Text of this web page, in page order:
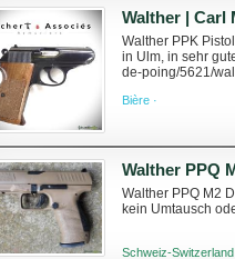
Walther | Carl
Walther PPK
in Ulm, in sehr
de-poing/5621/
Bière ·
Walther PPQ
Walther PPQ M2
kein Umtausch
Schweiz-